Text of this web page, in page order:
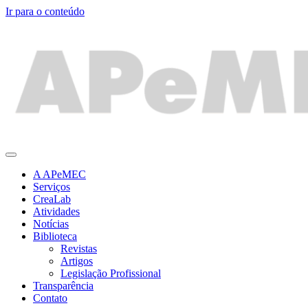
Ir para o conteúdo
A APeMEC
Serviços
CreaLab
Atividades
Notícias
Biblioteca
Revistas
Artigos
Legislação Profissional
Transparência
Contato